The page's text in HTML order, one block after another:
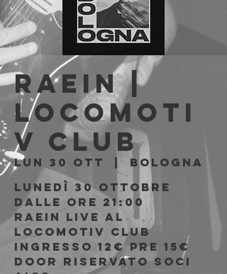
Raein |
Locomoti
v Club
lun 30 ott
  |
Bologna
Lunedì 30 Ottobre
Dalle ore 21:00
Raein live al
Locomotiv Club
Ingresso 12€ PRE 15€
DOOR riservato soci